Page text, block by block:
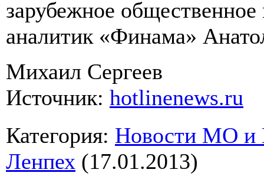
зарубежное
аналитик «Финама»
Михаил Сергеев
Источник: hotlinenews.ru
Категория: Новости МО
Ленпех (17.01.2013)